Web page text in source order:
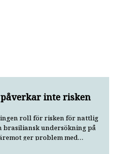
inte risken
roll för risken för nattlig
brasiliansk undersökning på
ger problem med